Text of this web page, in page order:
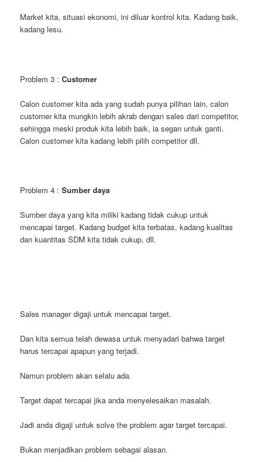
Market kita, situasi ekonomi, ini diluar kontrol kita. Kadang baik,
kadang lesu.
Problem 3 :Customer
Calon customer kita ada yang sudah punya pilihan lain, calon
customer kita mungkin lebih akrab dengan sales dari competitor,
sehingga meski produk kita lebih baik, ia segan untuk ganti.
Calon customer kita kadang lebih pilih competitor dll.
Problem 4 :Sumber daya
Sumber daya yang kita miliki kadang tidak cukup untuk
mencapai target. Kadang budget kita terbatas, kadang kualitas
dan kuantitas SDM kita tidak cukup, dll.
Sales manager digaji untuk mencapai target.
Dan kita semua telah dewasa untuk menyadari bahwa target
harus tercapai apapun yang terjadi.
Namun problem akan selalu ada.
Target dapat tercapai jika anda menyelesaikan masalah.
Jadi anda digaji untuk solve the problem agar target tercapai.
Bukan menjadikan problem sebagai alasan.